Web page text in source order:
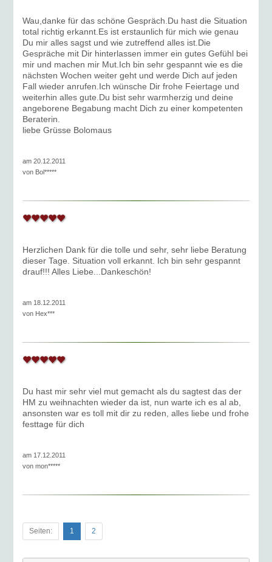
Wau,danke für das schöne Gespräch.Du hast die Situation
total richtig erkannt.Es ist erstaunlich für mich wie genau
Du mir alles sagst und wie zutreffend alles ist.Die
Gespräche mit Dir hinterlassen immer ein gutes Gefühl bei
mir und machen mir Mut.Ich bin sehr gespannt wie es die
nächsten Wochen weiter geht und werde Dich auf jeden
Fall wieder anrufen.Ich wünsche Dir frohe Feiertage und
weiterhin alles gute.Du bist sehr warmherzig und deine
angeborene Begabung macht Dich zu einer kompetenten
Beraterin.
liebe Grüsse Bolomaus
am 20.12.2011
von Bol*****
Herzlichen Dank für die tolle und sehr, sehr liebe Beratung
dieser Tage. Situation voll erkannt. Ich bin sehr gespannt
drauf!!! Alles Liebe...Dankeschön!
am 18.12.2011
von Hex***
Du hast mir sehr viel mut gemacht als du sagtest das der
HM zu weihnachten wieder da ist, nun warte ich es al ab,
ansonsten war es toll mit dir zu reden, alles liebe und frohe
festtage für dich
am 17.12.2011
vonmon*****
Seiten: 1 2